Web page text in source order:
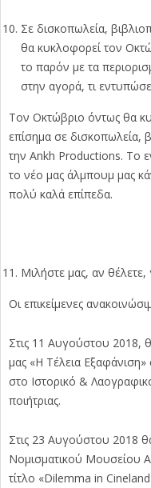
Σε δισκοπωλεία,
θα κυκλοφορεί τον
το παρόν με τα
στην αγορά, τι
Τον Οκτώβριο όντως θα
επίσημα σε δισκοπωλεία,
την Ankh Productions. Το
το νέο μας άλμπουμ μας
πολύ καλά επίπεδα.
Μιλήστε μας, αν θέλετε,
Οι επικείμενες
Στις 11 Αυγούστου 2018,
μας «Η Τέλεια
στο Ιστορικό &
ποιήτριας.
Στις 23 Αυγούστου 2018
Νομισματικού Μουσείου
τίτλο «Dilemma in